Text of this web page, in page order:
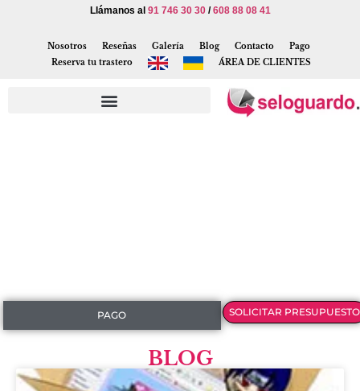
Llámanos al 91 746 30 30/608 88 08 41
Nosotros Reseñas Galería Blog Contacto
Pago
Reserva tu trastero
ÁREA DE CLIENTES
PAGO SOLICITAR PRESUPUESTO
BLOG